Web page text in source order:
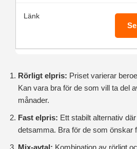
Rörligt elpris: Priset varierar
Kan vara bra för de som vill ta del
månader.
Fast elpris: Ett stabilt alternativ
detsamma. Bra för de som önskar
Mix-avtal: Kombination av rörligt